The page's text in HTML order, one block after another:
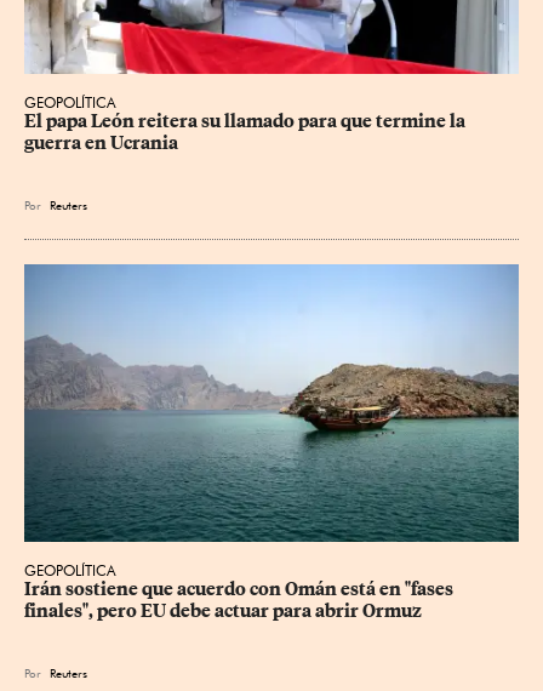
GEOPOLÍTICA
El papa León reitera su llamado para que termine la
guerra en Ucrania
Por Reuters
GEOPOLÍTICA
Irán sostiene que acuerdo con Omán está en "fases
finales", pero EU debe actuar para abrir Ormuz
Por Reuters